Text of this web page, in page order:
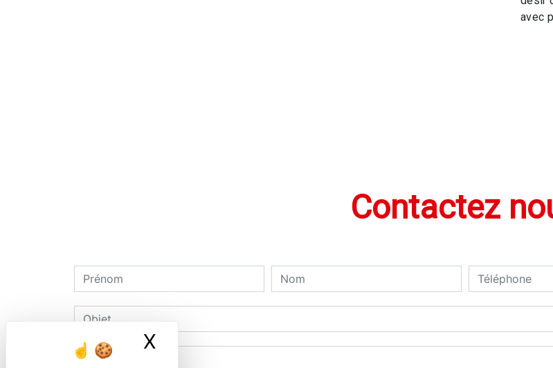
X Masquer le bandeau des cookies
avec
Contactez